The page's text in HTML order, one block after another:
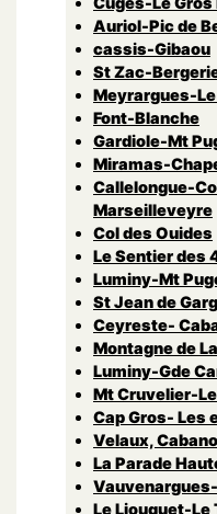
Auriol-Pic de
cassis-Gibaou
St Zac-
Meyrargues-
Font-Blanche
Gardiole-Mt
Miramas-
Callelongue-
Marseilleveyre
Col des Ouides
Le Sentier des
Luminy-Mt
St Jean de
Ceyreste-
Montagne de
Luminy-Gde
Mt Cruvelier-
Cap Gros- Les
Velaux,
La Parade
Le Liouquet-Le